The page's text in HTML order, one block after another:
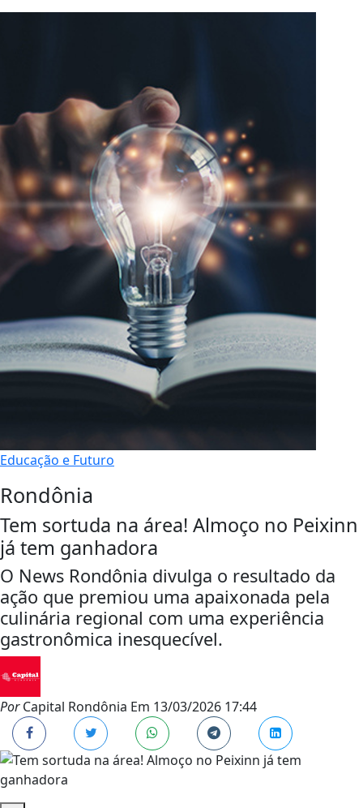
Educação e Futuro
Rondônia
Tem sortuda na área! Almoço no Peixinn
já tem ganhadora
O News Rondônia divulga o resultado da
ação que premiou uma apaixonada pela
culinária regional com uma experiência
gastronômica inesquecível.
PorCapital Rondônia Em 13/03/2026 17:44